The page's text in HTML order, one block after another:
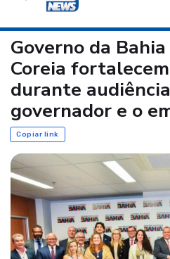
Governo da
Coreia
durante
governador e o
Copiar link